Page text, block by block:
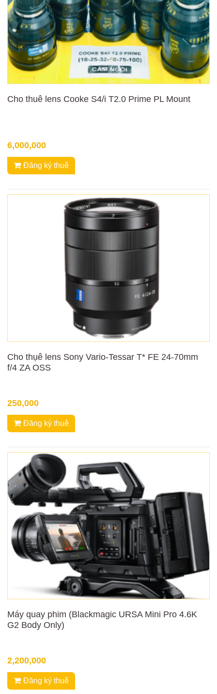
Cho thuê lens Cooke S4/i T2.0 Prime PL Mount
6,000,000
Đăng ký thuê
Cho thụê lens Sony Vario-Tessar T* FE 24-70mm
f/4 ZA OSS
250,000
Đăng ký thuê
Máy quay phim (Blackmagic URSA Mini Pro 4.6K
G2 Body Only)
2,200,000
Đăng ký thuê